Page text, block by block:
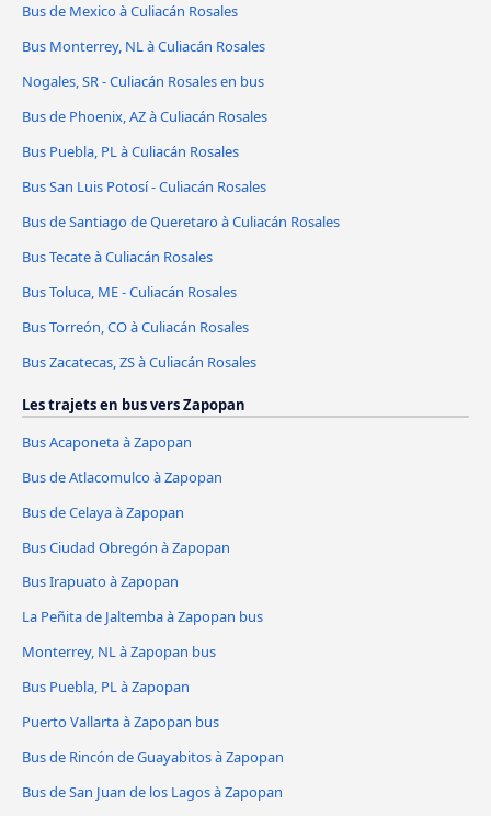
Bus de Mexico à Culiacán Rosales
Bus Monterrey, NL à Culiacán Rosales
Nogales, SR - Culiacán Rosales en bus
Bus de Phoenix, AZ à Culiacán Rosales
Bus Puebla, PL à Culiacán Rosales
Bus San Luis Potosí - Culiacán Rosales
Bus de Santiago de Queretaro à Culiacán Rosales
Bus Tecate à Culiacán Rosales
Bus Toluca, ME - Culiacán Rosales
Bus Torreón, CO à Culiacán Rosales
Bus Zacatecas, ZS à Culiacán Rosales
Les trajets en bus vers Zapopan
Bus Acaponeta à Zapopan
Bus de Atlacomulco à Zapopan
Bus de Celaya à Zapopan
Bus Ciudad Obregón à Zapopan
Bus Irapuato à Zapopan
La Peñita de Jaltemba à Zapopan bus
Monterrey, NL à Zapopan bus
Bus Puebla, PL à Zapopan
Puerto Vallarta à Zapopan bus
Bus de Rincón de Guayabitos à Zapopan
Bus de San Juan de los Lagos à Zapopan